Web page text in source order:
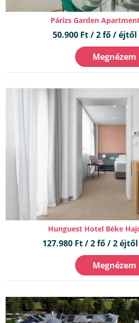
Párizs Garden
50.900 Ft / 2 fő / éjtől
Megnézem
Hunguest Hotel Béke
127.980 Ft / 2 fő / 2 éjtől
Megnézem